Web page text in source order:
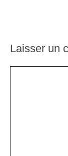
Laisser un